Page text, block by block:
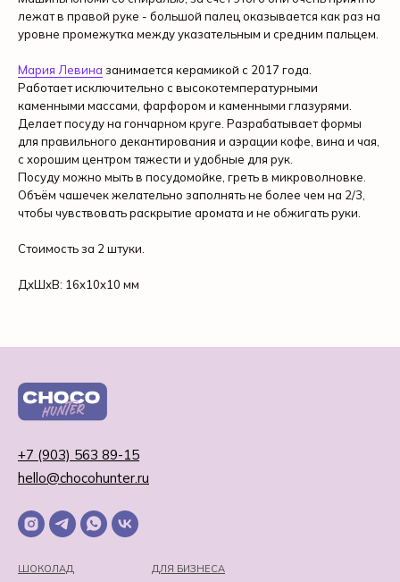
лежат в правой руке - большой палец оказывается как раз на
уровне промежутка между указательным и средним пальцем.
Мария Левина занимается керамикой с 2017 года.
Работает исключительно с высокотемпературными
каменными массами, фарфором и каменными глазурями.
Делает посуду на гончарном круге. Разрабатывает формы
для правильного декантирования и аэрации кофе, вина и чая,
с хорошим центром тяжести и удобные для рук.
Посуду можно мыть в посудомойке, греть в микроволновке.
Объём чашечек желательно заполнять не более чем на 2/3,
чтобы чувствовать раскрытие аромата и не обжигать руки.
Стоимость за 2 штуки.
ДxШxВ: 16x10x10 мм
ДЛЯ БИЗНЕСА
ШОКОЛАД
+7 (903) 563 89-15
hello@chocohunter.ru